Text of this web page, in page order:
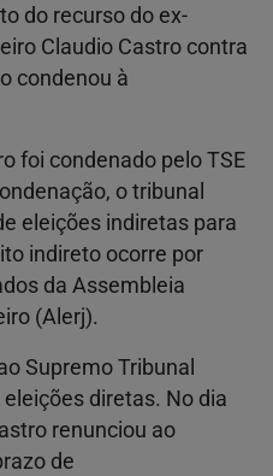
do recurso do ex-
Claudio Castro contra
condenou à
foi condenado pelo TSE
o tribunal
eleições indiretas para
indireto ocorre por
da Assembleia
(Alerj).
Supremo Tribunal
diretas. No dia
renunciou ao
de